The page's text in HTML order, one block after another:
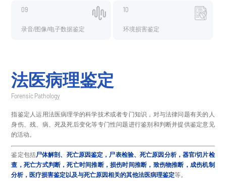
09
录音/图像/电子数据鉴定
10
环境损害鉴定
法医病理鉴定
Forensic Pathology
指鉴定人运用法医病理学的科学技术或者专门知识，对与法律问题有关的人
身伤、残、病、死及死后变化等专门性问题进行鉴别和判断并提供鉴定意见
的活动。
鉴定包括尸体解剖、死亡原因鉴定，尸表检验、死亡原因分析，器官/切片检
查，死亡方式判断，死亡时间推断，损伤时间推断，致伤物推断，成伤机制
分析，医疗损害鉴定以及与死亡原因相关的其他法医病理鉴定等。